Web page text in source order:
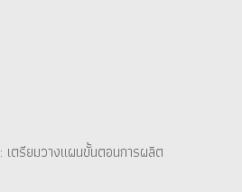
: เตรียมวางแผนขั้นตอนการผลิต
: เตรียมวางแผนขั้นตอนการผลิต